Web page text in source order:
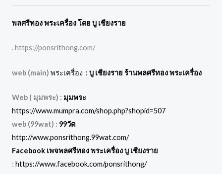
พลศรีทอง พระเครื่อง โดย บู เชียงราย
. https://ponsrithong.com/
web (main) พระเครื่อง : บู เชียงราย ร้านพลศรีทอง พระเครื่อง
Web ( มุมพระ) : มุมพระ
https://www.mumpra.com/shop.php?shopid=507
web (99wat) : 99วัด
http://www.ponsrithong.99wat.com/
Facebook เพจพลศรีทอง พระเครื่อง บู เชียงราย
: https://www.facebook.com/ponsrithong/